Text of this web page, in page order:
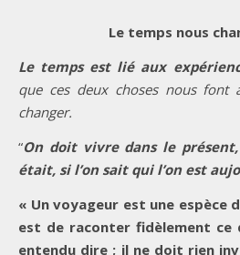
Le temps nous
Le temps est lié aux
que ces deux choses nous font
changer.
“On doit vivre dans le
était, si l’on sait qui l’on est
« Un voyageur est une espèce
est de raconter fidèlement ce
entendu dire ; il ne doit rien